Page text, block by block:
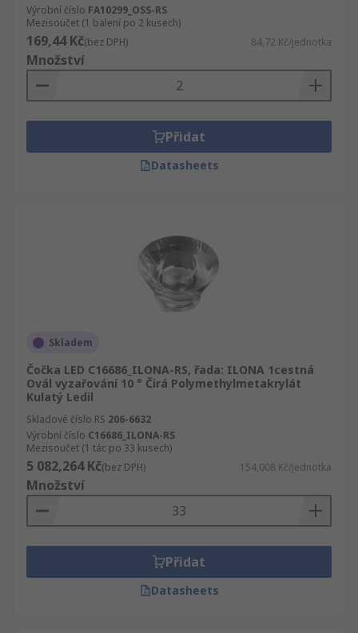
Výrobní číslo FA10299_OSS-RS
Mezisoučet (1 balení po 2 kusech)
169,44 Kč(bez DPH) 84,72 Kč/jednotka
Množství
Přidat
Datasheets
Skladem
Čočka LED C16686_ILONA-RS, řada: ILONA 1cestná
Ovál vyzařování 10 ° Čirá Polymethylmetakrylát
Kulatý Ledil
Skladové číslo RS 206-6632
Výrobní číslo C16686_ILONA-RS
Mezisoučet (1 tác po 33 kusech)
5 082,264 Kč(bez DPH) 154,008 Kč/jednotka
Množství
Přidat
Datasheets